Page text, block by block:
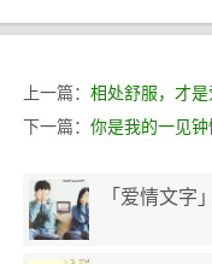
上一篇： 相处舒服，才是
下一篇： 你是我的一见
「爱情文字